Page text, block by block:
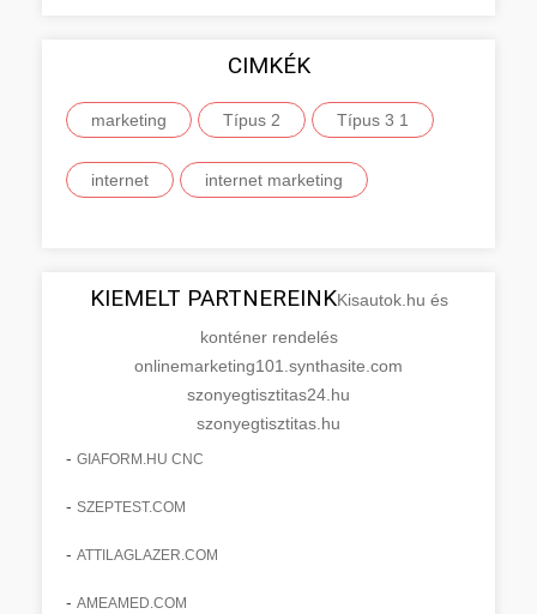
CIMKÉK
marketing Típus 2 Típus 3 1
internet internet marketing
KIEMELT PARTNEREINKKisautok.hu és
konténer rendelés
onlinemarketing101.synthasite.com
szonyegtisztitas24.hu
szonyegtisztitas.hu
- GIAFORM.HU CNC
- SZEPTEST.COM
- ATTILAGLAZER.COM
- AMEAMED.COM